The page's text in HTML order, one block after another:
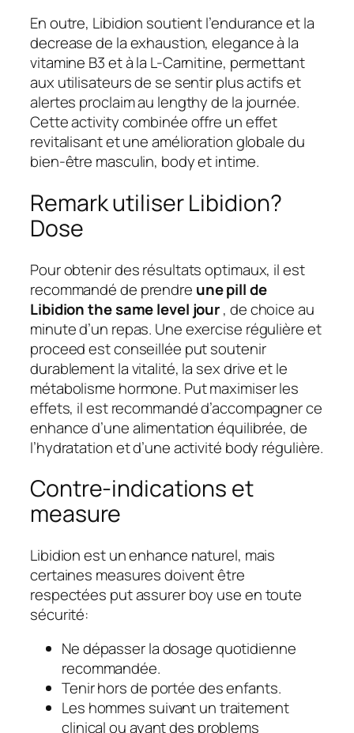
En outre, Libidion soutient l’endurance et la
decrease de la exhaustion, elegance à la
vitamine B3 et à la L-Carnitine, permettant
aux utilisateurs de se sentir plus actifs et
alertes proclaim au lengthy de la journée.
Cette activity combinée offre un effet
revitalisant et une amélioration globale du
bien-être masculin, body et intime.
Remark utiliser Libidion?
Dose
Pour obtenir des résultats optimaux, il est
recommandé de prendre une pill de
Libidion the same level jour, de choice au
minute d’un repas. Une exercise régulière et
proceed est conseillée put soutenir
durablement la vitalité, la sex drive et le
métabolisme hormone. Put maximiser les
effets, il est recommandé d’accompagner ce
enhance d’une alimentation équilibrée, de
l’hydratation et d’une activité body régulière.
Contre-indications et
measure
Libidion est un enhance naturel, mais
certaines measures doivent être
respectées put assurer boy use en toute
sécurité:
Ne dépasser la dosage quotidienne
recommandée.
Tenir hors de portée des enfants.
Les hommes suivant un traitement
clinical ou ayant des problems